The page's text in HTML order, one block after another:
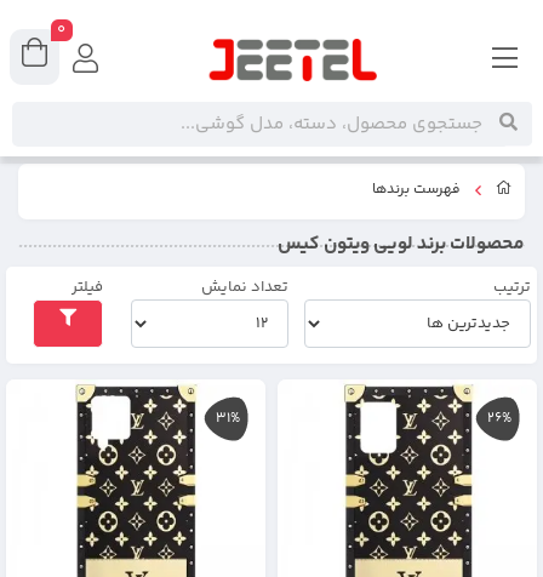
فهرست برندها
محصولات برند لویی ویتون کیس
ترتیب تعداد نمایش فیلتر
26%
31%
0